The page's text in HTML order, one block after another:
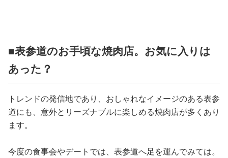
■表参道のお手頃な焼肉店。お気に入りは
あった？
トレンドの発信地であり、おしゃれなイメージのある表参
道にも、意外とリーズナブルに楽しめる焼肉店が多くあり
ます。
今度の食事会やデートでは、表参道へ足を運んでみては。